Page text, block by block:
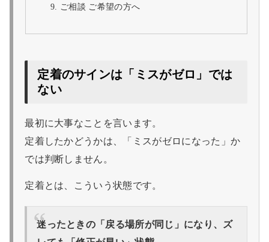
ご相談 ご希望の方へ
定着のサインは「ミスがゼロ」では
ない
最初に大事なことを言います。
定着したかどうかは、「ミスがゼロになった」か
では判断しません。
定着とは、こういう状態です。
迷ったときの「戻る場所が同じ」になり、ズ